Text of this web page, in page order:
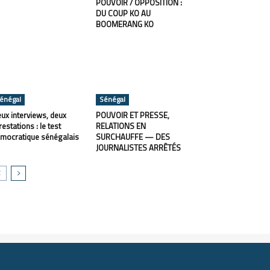
POUVOIR / OPPOSITION :
DU COUP KO AU
BOOMERANG KO
interviews, deux
: le test
sénégalais
Sénégal
POUVOIR ET PRESSE,
RELATIONS EN
SURCHAUFFE — DES
JOURNALISTES ARRÊTÉS